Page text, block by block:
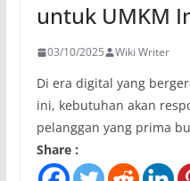
untuk UMKM
03/10/2025 Wiki Writer
Di era digital yang
ini, kebutuhan akan
pelanggan yang prima
Share :